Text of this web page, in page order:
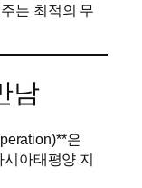
는 최적의 무
남
은
아태평양 지